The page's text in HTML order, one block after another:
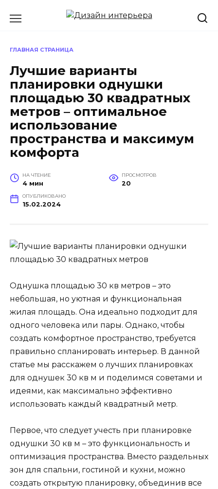
ГЛАВНАЯ СТРАНИЦА
Лучшие варианты
планировки однушки
площадью 30 квадратных
метров – оптимальное
использование
пространства и максимум
комфорта
НА ЧТЕНИЕ
4 мин
ПРОСМОТРОВ
20
ОПУБЛИКОВАНО
15.02.2024
Однушка площадью 30 кв метров – это
небольшая, но уютная и функциональная
жилая площадь. Она идеально подходит для
одного человека или пары. Однако, чтобы
создать комфортное пространство, требуется
правильно спланировать интерьер. В данной
статье мы расскажем о лучших планировках
для однушек 30 кв м и поделимся советами и
идеями, как максимально эффективно
использовать каждый квадратный метр.
Первое, что следует учесть при планировке
однушки 30 кв м – это функциональность и
оптимизация пространства. Вместо раздельных
зон для спальни, гостиной и кухни, можно
создать открытую планировку, объединив все